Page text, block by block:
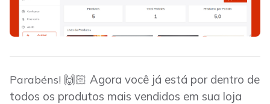
Parabéns! 🙌🏻 Agora você já está por dentro de
todos os produtos mais vendidos em sua loja